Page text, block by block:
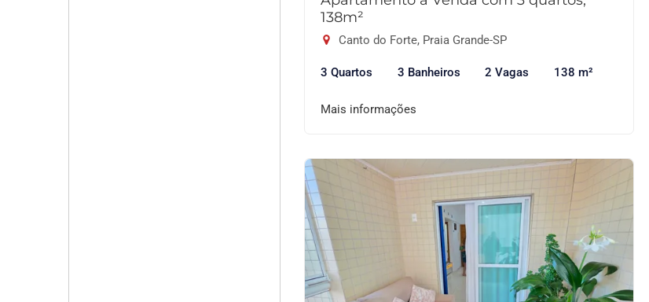
138m²
Canto do Forte, Praia Grande-SP
3 Quartos 3 Banheiros 2 Vagas 138 m²
Mais informações